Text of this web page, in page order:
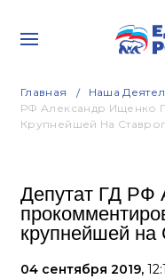
Главная Наша
РФ Александр Ищенко
Крупнейшей На
Депутат ГД РФ
крупнейшей
04 сентября 2019,